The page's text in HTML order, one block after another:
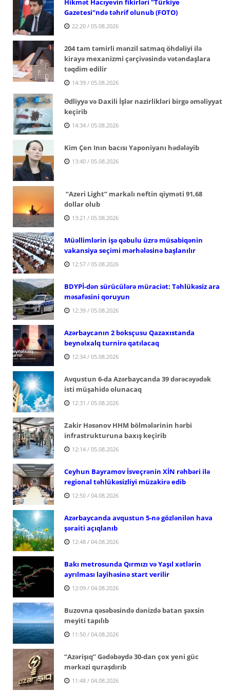
Hikmət Hacıyevin fikirləri "Türkiye
Gazetesi"ndə təhrif olunub (FOTO)
22:20 / 05.08.2026
204 tam təmirli mənzil satmaq öhdəliyi ilə
kirayə mexanizmi çərçivəsində vətəndaşlara
təqdim edilir
14:39 / 05.08.2026
Ədliyyə və Daxili İşlər nazirlikləri birgə əməliyyat
keçirib
14:34 / 05.08.2026
Kim Çen Inın bacısı Yaponiyanı hədələyib
13:40 / 05.08.2026
“Azeri Light” markalı neftin qiyməti 91,68
dollar olub
13:21 / 05.08.2026
Müəllimlərin işə qəbulu üzrə müsabiqənin
vakansiya seçimi mərhələsinə başlanılır
12:57 / 05.08.2026
BDYPİ-dən sürücülərə müraciət: Təhlükəsiz ara
məsafəsini qoruyun
12:39 / 05.08.2026
Azərbaycanın 2 boksçusu Qazaxıstanda
beynəlxalq turnirə qatılacaq
12:34 / 05.08.2026
Avqustun 6-da Azərbaycanda 39 dərəcəyədək
isti müşahidə olunacaq
12:31 / 05.08.2026
Zakir Həsənov HHM bölmələrinin hərbi
infrastrukturuna baxış keçirib
12:14 / 05.08.2026
Ceyhun Bayramov İsveçrənin XİN rəhbəri ilə
regional təhlükəsizliyi müzakirə edib
12:50 / 04.08.2026
Azərbaycanda avqustun 5-nə gözlənilən hava
şəraiti açıqlanıb
12:48 / 04.08.2026
Bakı metrosunda Qırmızı və Yaşıl xətlərin
ayrılması layihəsinə start verilir
12:09 / 04.08.2026
Buzovna qəsəbəsində dənizdə batan şəxsin
meyiti tapılıb
11:50 / 04.08.2026
“Azərişıq” Gədəbəydə 30-dan çox yeni güc
mərkəzi quraşdırıb
11:48 / 04.08.2026